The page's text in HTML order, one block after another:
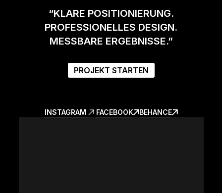
“KLARE POSITIONIERUNG.
PROFESSIONELLES DESIGN.
MESSBARE ERGEBNISSE.”
PROJEKT STARTEN
INSTAGRAM
FACEBOOK
BEHANCE